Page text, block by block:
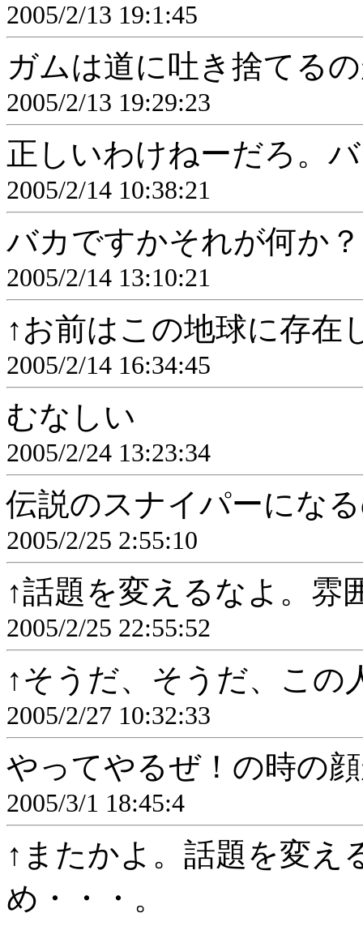
2005/2/13 19:1:45
ガムは道に吐き捨てる
2005/2/13 19:29:23
正しいわけねーだろ。
2005/2/14 10:38:21
バカですかそれが何か？
2005/2/14 13:10:21
↑お前はこの地球に存在
2005/2/14 16:34:45
むなしい
2005/2/24 13:23:34
伝説のスナイパーにな
2005/2/25 2:55:10
↑話題を変えるなよ。雰
2005/2/25 22:55:52
↑そうだ、そうだ、この
2005/2/27 10:32:33
やってやるぜ！の時の
2005/3/1 18:45:4
↑またかよ。話題を変え
め・・・。